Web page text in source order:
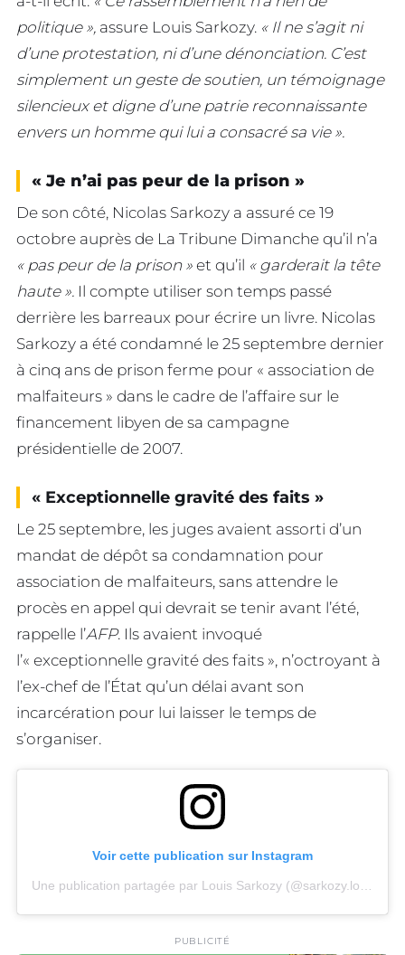
politique », assure Louis Sarkozy. « Il ne s’agit ni
d’une protestation, ni d’une dénonciation. C’est
simplement un geste de soutien, un témoignage
silencieux et digne d’une patrie reconnaissante
envers un homme qui lui a consacré sa vie ».
« Je n’ai pas peur de la prison »
De son côté, Nicolas Sarkozy a assuré ce 19
octobre auprès de La Tribune Dimanche qu’il n’a
« pas peur de la prison » et qu’il « garderait la tête
haute ». Il compte utiliser son temps passé
derrière les barreaux pour écrire un livre. Nicolas
Sarkozy a été condamné le 25 septembre dernier
à cinq ans de prison ferme pour « association de
malfaiteurs » dans le cadre de l’affaire sur le
financement libyen de sa campagne
présidentielle de 2007.
« Exceptionnelle gravité des faits »
Le 25 septembre, les juges avaient assorti d’un
mandat de dépôt sa condamnation pour
association de malfaiteurs, sans attendre le
procès en appel qui devrait se tenir avant l’été,
rappelle l’AFP. Ils avaient invoqué
l’« exceptionnelle gravité des faits », n’octroyant à
l’ex-chef de l’État qu’un délai avant son
incarcération pour lui laisser le temps de
s’organiser.
Voir cette publication sur Instagram
Une publication partagée par Louis Sarkozy (@sarkozy.louis)
PUBLICITÉ